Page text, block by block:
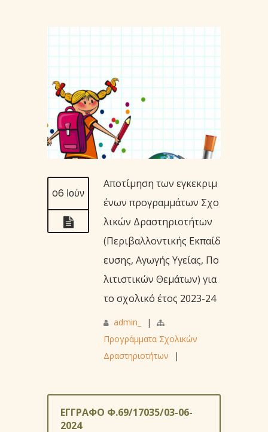
06 Ιούν
Αποτίμηση των εγκεκριμ
ένων προγραμμάτων Σχο
λικών Δραστηριοτήτων
(Περιβαλλοντικής Εκπαίδ
ευσης, Αγωγής Υγείας, Πο
λιτιστικών Θεμάτων) για
το σχολικό έτος 2023-24
admin_
|
Προγράμματα Σχολικών
Δραστηριοτήτων
|
ΕΓΓΡΑΦΟ Φ.69/17035/03-06-
2024